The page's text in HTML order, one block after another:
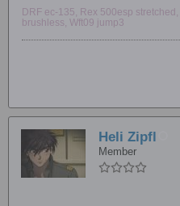
DRF ec-135, Rex 500esp
brushless, Wft09 jump3
Heli Zipfl
Member